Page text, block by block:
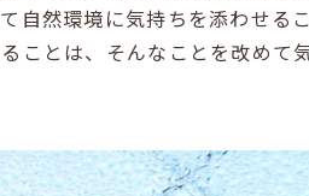
自然環境に気持ちを添わせる
ことは、そんなことを改めて